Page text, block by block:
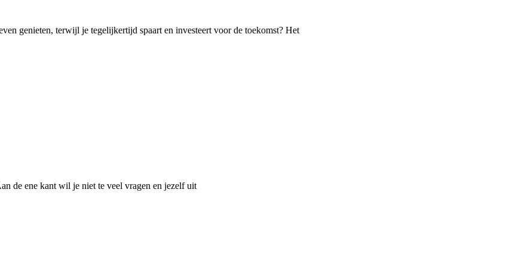
genieten, terwijl je tegelijkertijd spaart en investeert voor de toekomst? Het
de ene kant wil je niet te veel vragen en jezelf uit